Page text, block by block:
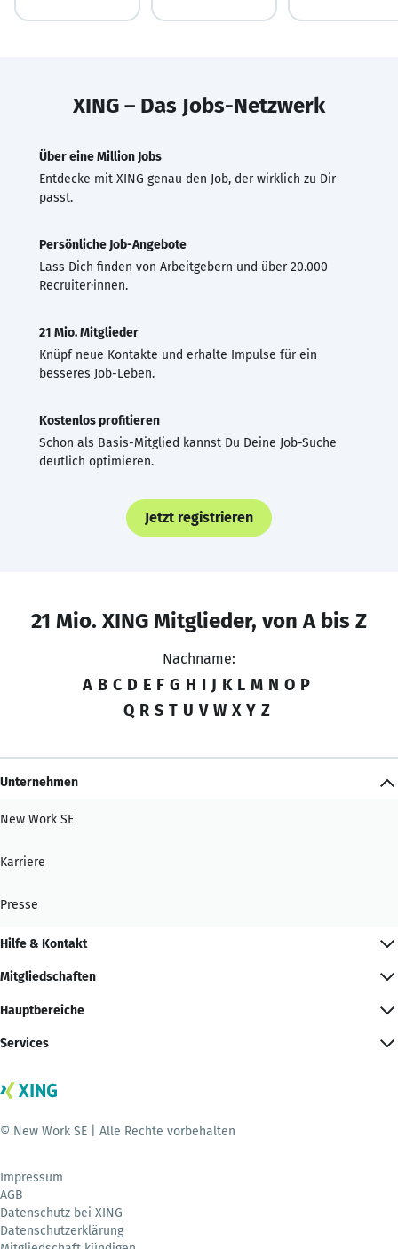
XING – Das Jobs-Netzwerk
Über eine Million Jobs
Entdecke mit XING genau den Job, der wirklich zu Dir
passt.
Persönliche Job-Angebote
Lass Dich finden von Arbeitgebern und über 20.000
Recruiter·innen.
21 Mio. Mitglieder
Knüpf neue Kontakte und erhalte Impulse für ein
besseres Job-Leben.
Kostenlos profitieren
Schon als Basis-Mitglied kannst Du Deine Job-Suche
deutlich optimieren.
Jetzt registrieren
21 Mio. XING Mitglieder, von A bis Z
Nachname:
A B C D E F G H I J K L M N O P
Q R S T U V W X Y Z
Unternehmen
New Work SE
Karriere
Presse
Hilfe & Kontakt
Mitgliedschaften
Hauptbereiche
Services
© New Work SE | Alle Rechte vorbehalten
Impressum
AGB
Datenschutz bei XING
Datenschutzerklärung